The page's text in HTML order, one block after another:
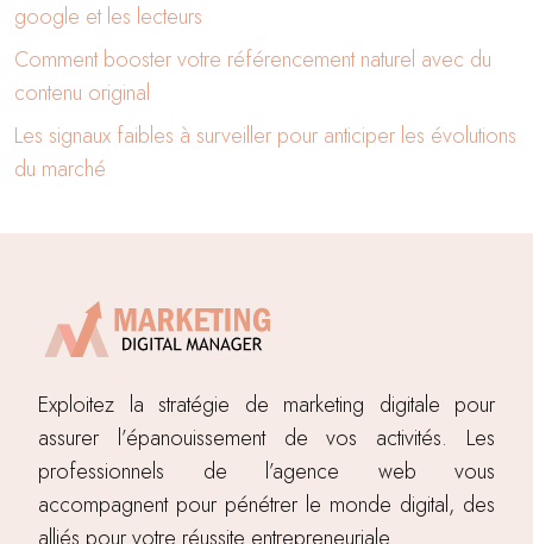
google et les lecteurs
Comment booster votre référencement naturel avec du
contenu original
Les signaux faibles à surveiller pour anticiper les évolutions
du marché
Exploitez la stratégie de marketing digitale pour
assurer l’épanouissement de vos activités. Les
professionnels de l’agence web vous
accompagnent pour pénétrer le monde digital, des